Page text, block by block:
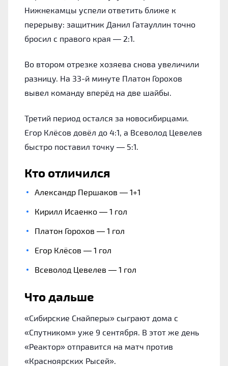
Нижнекамцы успели ответить ближе к
перерыву: защитник Данил Гатауллин точно
бросил с правого края — 2:1.
Во втором отрезке хозяева снова увеличили
разницу. На 33-й минуте Платон Горохов
вывел команду вперёд на две шайбы.
Третий период остался за новосибирцами.
Егор Клёсов довёл до 4:1, а Всеволод Цевелев
быстро поставил точку — 5:1.
Кто отличился
Александр Першаков — 1+1
Кирилл Исаенко — 1 гол
Платон Горохов — 1 гол
Егор Клёсов — 1 гол
Всеволод Цевелев — 1 гол
Что дальше
«Сибирские Снайперы» сыграют дома с
«Спутником» уже 9 сентября. В этот же день
«Реактор» отправится на матч против
«Красноярских Рысей».